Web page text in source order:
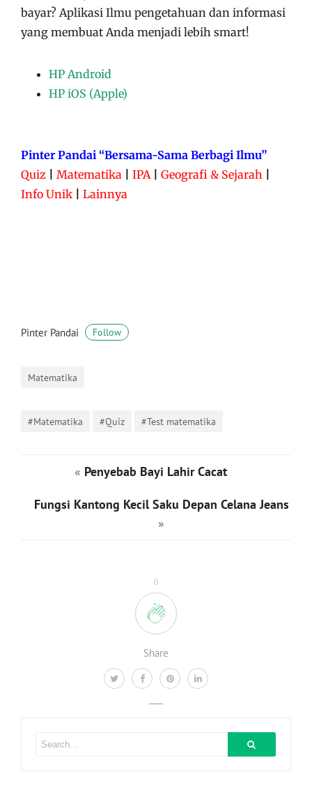
0
Share
bayar? Aplikasi Ilmu pengetahuan dan informasi
yang membuat Anda menjadi lebih smart!
HP Android
HP iOS (Apple)
Pinter Pandai “Bersama-Sama Berbagi Ilmu”
Quiz
Matematika IPA Geografi & Sejarah
Info Unik
Lainnya
Pinter Pandai Follow
Matematika
#Matematika #Quiz #Test matematika
« Penyebab Bayi Lahir Cacat
Fungsi Kantong Kecil Saku Depan Celana Jeans
»